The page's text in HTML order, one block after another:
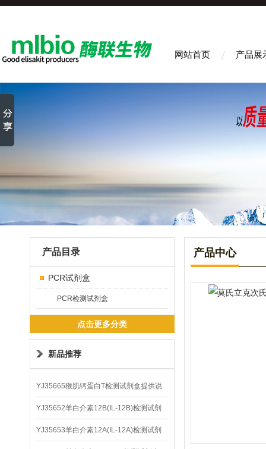
网站首页 产品展
产品目录
PCR试剂盒
PCR检测试剂盒
点击更多分类
新品推荐
YJ35665猴肌钙蛋白T检测试剂盒提供说
明书
YJ35652羊白介素12B(IL-12B)检测试剂
盒
YJ35653羊白介素12A(IL-12A)检测试剂
产品中心